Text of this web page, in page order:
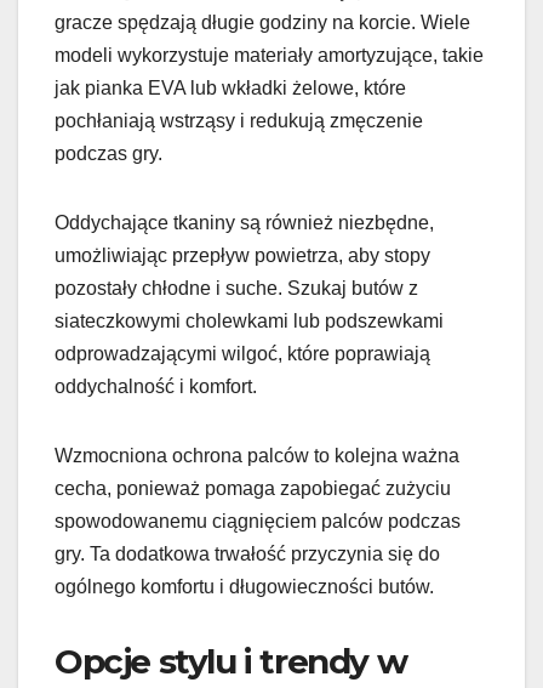
gracze spędzają długie godziny na korcie. Wiele
modeli wykorzystuje materiały amortyzujące, takie
jak pianka EVA lub wkładki żelowe, które
pochłaniają wstrząsy i redukują zmęczenie
podczas gry.
Oddychające tkaniny są również niezbędne,
umożliwiając przepływ powietrza, aby stopy
pozostały chłodne i suche. Szukaj butów z
siateczkowymi cholewkami lub podszewkami
odprowadzającymi wilgoć, które poprawiają
oddychalność i komfort.
Wzmocniona ochrona palców to kolejna ważna
cecha, ponieważ pomaga zapobiegać zużyciu
spowodowanemu ciągnięciem palców podczas
gry. Ta dodatkowa trwałość przyczynia się do
ogólnego komfortu i długowieczności butów.
Opcje stylu i trendy w